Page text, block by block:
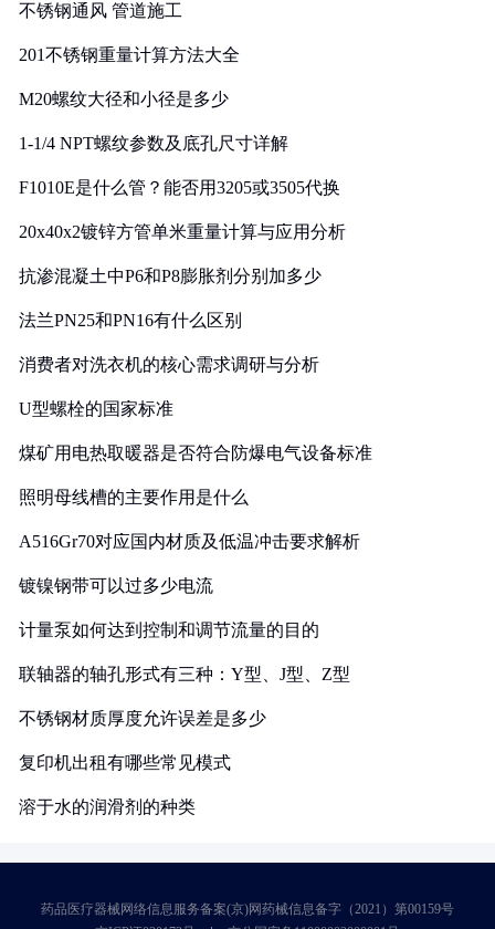
不锈钢通风 管道施工
201不锈钢重量计算方法大全
M20螺纹大径和小径是多少
1-1/4 NPT螺纹参数及底孔尺寸详解
F1010E是什么管？能否用3205或3505代换
20x40x2镀锌方管单米重量计算与应用分析
抗渗混凝土中P6和P8膨胀剂分别加多少
法兰PN25和PN16有什么区别
消费者对洗衣机的核心需求调研与分析
U型螺栓的国家标准
煤矿用电热取暖器是否符合防爆电气设备标准
照明母线槽的主要作用是什么
A516Gr70对应国内材质及低温冲击要求解析
镀镍钢带可以过多少电流
计量泵如何达到控制和调节流量的目的
联轴器的轴孔形式有三种：Y型、J型、Z型
不锈钢材质厚度允许误差是多少
复印机出租有哪些常见模式
溶于水的润滑剂的种类
药品医疗器械网络信息服务备案(京)网药械信息备字（2021）第00159号